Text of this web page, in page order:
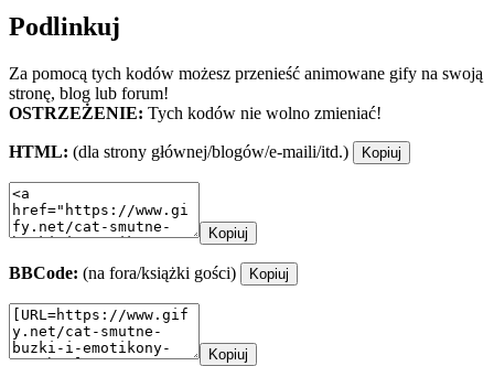
Podlinkuj
Za pomocą tych kodów możesz przenieść animowane gify na swoją
stronę, blog lub forum!
OSTRZEŻENIE: Tych kodów nie wolno zmieniać!
HTML: (dla strony głównej/blogów/e-maili/itd.) Kopiuj
Kopiuj
BBCode: (na fora/książki gości) Kopiuj
Kopiuj